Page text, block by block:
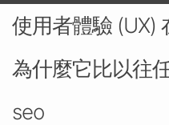
使用者體驗 (UX)
為什麼它比以往
seo